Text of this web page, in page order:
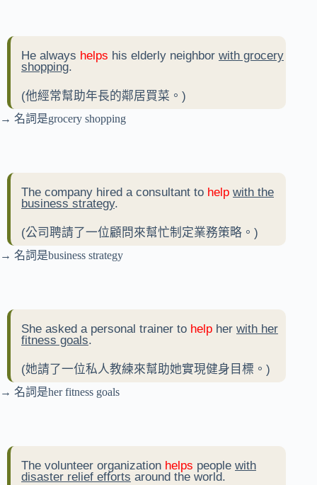
He always helps his elderly neighbor with grocery
shopping.
(他經常幫助年長的鄰居買菜。)
→ 名詞是grocery shopping
The company hired a consultant to help with the
business strategy.
(公司聘請了一位顧問來幫忙制定業務策略。)
→ 名詞是business strategy
She asked a personal trainer to help her with her
fitness goals.
(她請了一位私人教練來幫助她實現健身目標。)
→ 名詞是her fitness goals
The volunteer organization helps people with
disaster relief efforts around the world.